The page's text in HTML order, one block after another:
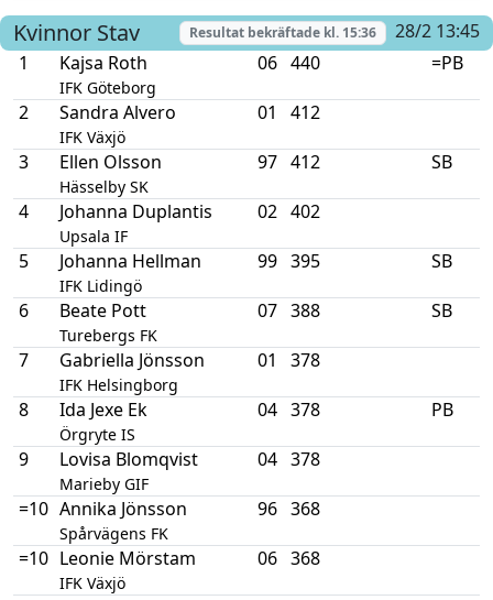
Kvinnor Stav Resultat bekräftade kl. 15:36
28/2 13:45
1
Kajsa Roth
IFK Göteborg
06 440 =PB
2 Sandra Alvero
IFK Växjö
01 412
3 Ellen Olsson
Hässelby SK
97 412 SB
4 Johanna Duplantis
Upsala IF
02 402
5 Johanna Hellman
IFK Lidingö
99 395 SB
6 Beate Pott
Turebergs FK
07 388 SB
7 Gabriella Jönsson
IFK Helsingborg
01 378
8 Ida Jexe Ek
Örgryte IS
04 378 PB
9 Lovisa Blomqvist
Marieby GIF
04 378
=10 Annika Jönsson
Spårvägens FK
96 368
=10 Leonie Mörstam
IFK Växjö
06 368